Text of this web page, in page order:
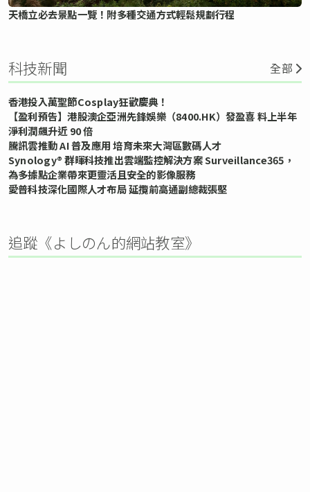
天橋立必去景點一覽！附多種交通方式輕鬆規劃行程
科技新聞 全部
香港投入萬聖節Cosplay狂歡慶典！
【盈利預告】港股澳企亞洲先鋒娛樂（8400.HK）發盈喜 料上半年
淨利潤飆升近 90 倍
騰訊雲推動 AI 普及應用 培育未來大灣區數碼人才
Synology® 群暉科技推出雲端監控解決方案 Surveillance365，
為多據點企業帶來更靈活且安全的影像服務
愛普科技深化國際人才布局 延攬前高通副總裁張堅
追蹤《よしのん的網站教室》